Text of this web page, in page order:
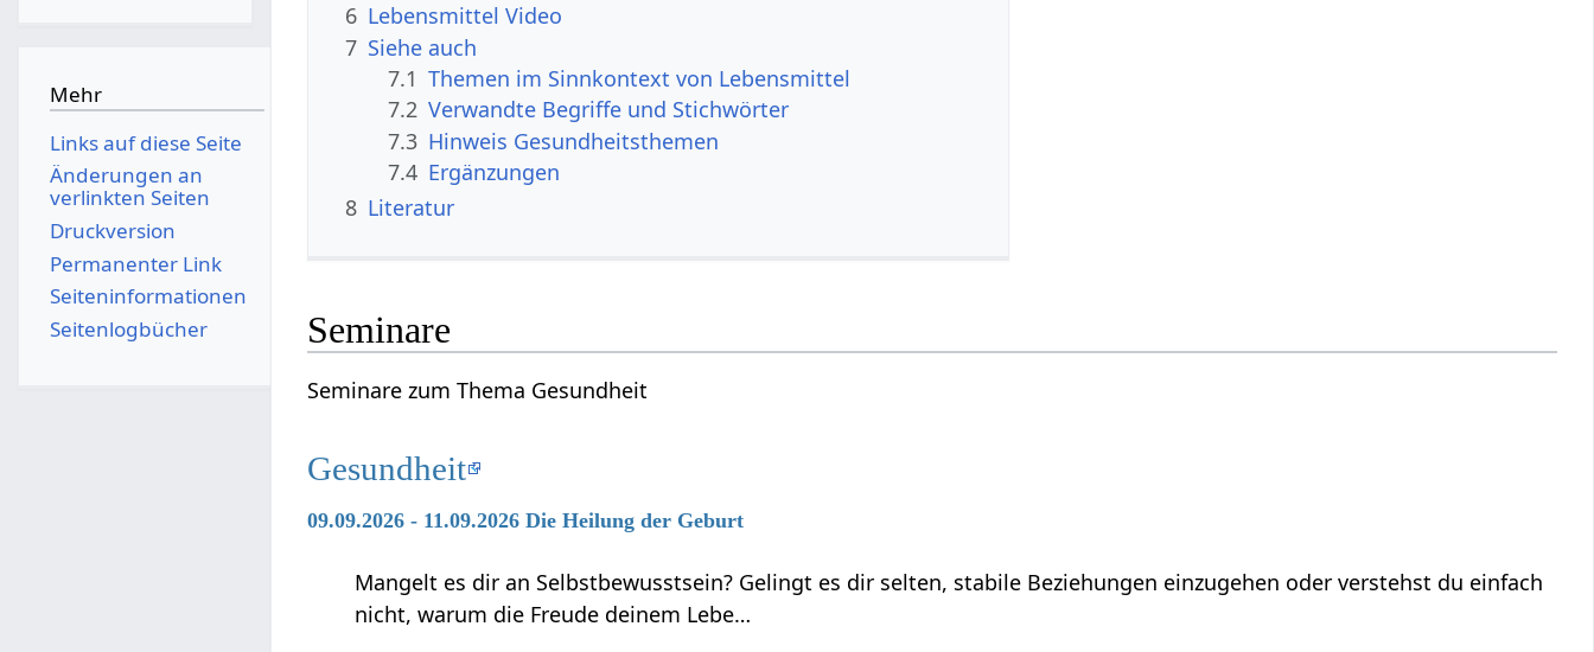
6 Lebensmittel Video
7 Siehe auch
7.1 Themen im Sinnkontext von Lebensmittel
7.2 Verwandte Begriffe und Stichwörter
7.3 Hinweis Gesundheitsthemen
7.4 Ergänzungen
8 Literatur
Seminare
Seminare zum Thema Gesundheit
Gesundheit
09.09.2026 - 11.09.2026 Die Heilung der Geburt
Mangelt es dir an Selbstbewusstsein? Gelingt es dir selten, stabile Beziehungen einzugehen oder verstehst du einfach
nicht, warum die Freude deinem Lebe…
Mehr
Links auf diese Seite
Änderungen an
verlinkten Seiten
Druckversion
Permanenter Link
Seiten­­informationen
Seitenlogbücher